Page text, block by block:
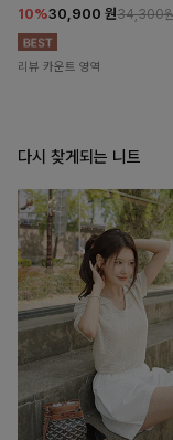
10%30,900 원34,300
리뷰 카운트 영역
다시 찾게되는 니트